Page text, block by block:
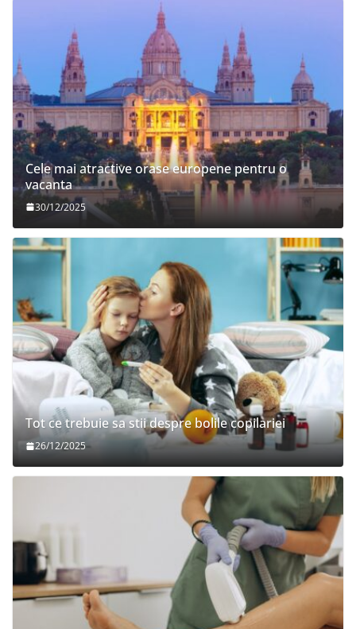
Cele mai atractive orase europene pentru o
vacanta
30/12/2025
Tot ce trebuie sa stii despre bolile copilariei
26/12/2025